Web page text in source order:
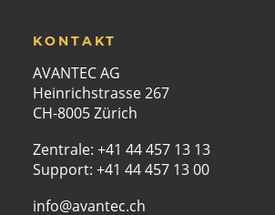
KONTAKT
AVANTEC AG
Heinrichstrasse 267
CH-8005 Zürich
Zentrale: +41 44 457 13 13
Support: +41 44 457 13 00
info@avantec.ch